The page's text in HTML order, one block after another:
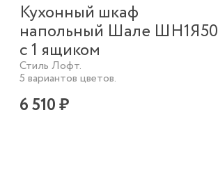
Кухонный шкаф
напольный Шале ШН1Я50
с 1 ящиком
Стиль Лофт.
5 вариантов цветов.
6 510 ₽